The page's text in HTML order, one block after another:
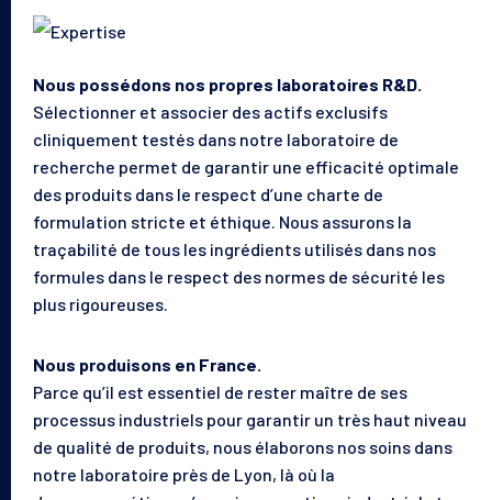
Le magazine
Nous possédons nos propres laboratoires R&D.
Sélectionner et associer des actifs exclusifs
cliniquement testés dans notre laboratoire de
recherche permet de garantir une efficacité optimale
des produits dans le respect d’une charte de
formulation stricte et éthique. Nous assurons la
traçabilité de tous les ingrédients utilisés dans nos
formules dans le respect des normes de sécurité les
plus rigoureuses.
Nous produisons en France.
Parce qu’il est essentiel de rester maître de ses
processus industriels pour garantir un très haut niveau
de qualité de produits, nous élaborons nos soins dans
notre laboratoire près de Lyon, là où la